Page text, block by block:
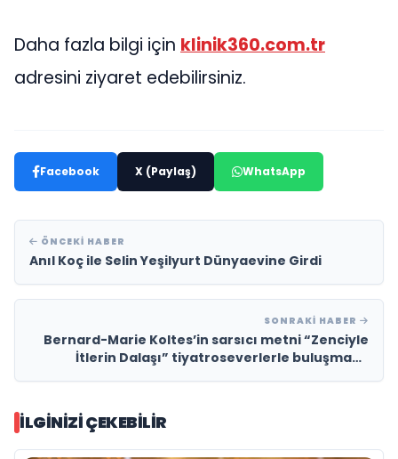
Daha fazla bilgi için klinik360.com.tr
adresini ziyaret edebilirsiniz.
Facebook X (Paylaş) WhatsApp
ÖNCEKI HABER
Anıl Koç ile Selin Yeşilyurt Dünyaevine Girdi
SONRAKI HABER
Bernard-Marie Koltes’in sarsıcı metni “Zenciyle
İtlerin Dalaşı” tiyatroseverlerle buluşmaya
İLGINIZI ÇEKEBILIR